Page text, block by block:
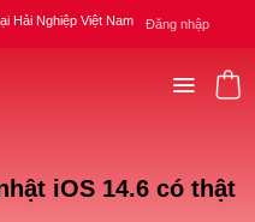
Hải Nghiệp Việt Nam Đăng nhập
iOS 14.6 có thật